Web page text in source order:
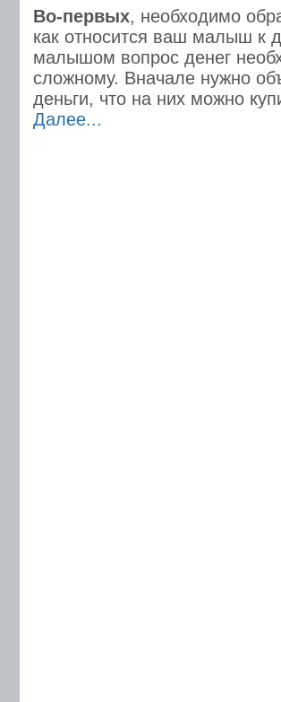
Во-первых, необходимо
как относится ваш малыш к
малышом вопрос денег
сложному. Вначале нужно
деньги, что на них можно
Далее...